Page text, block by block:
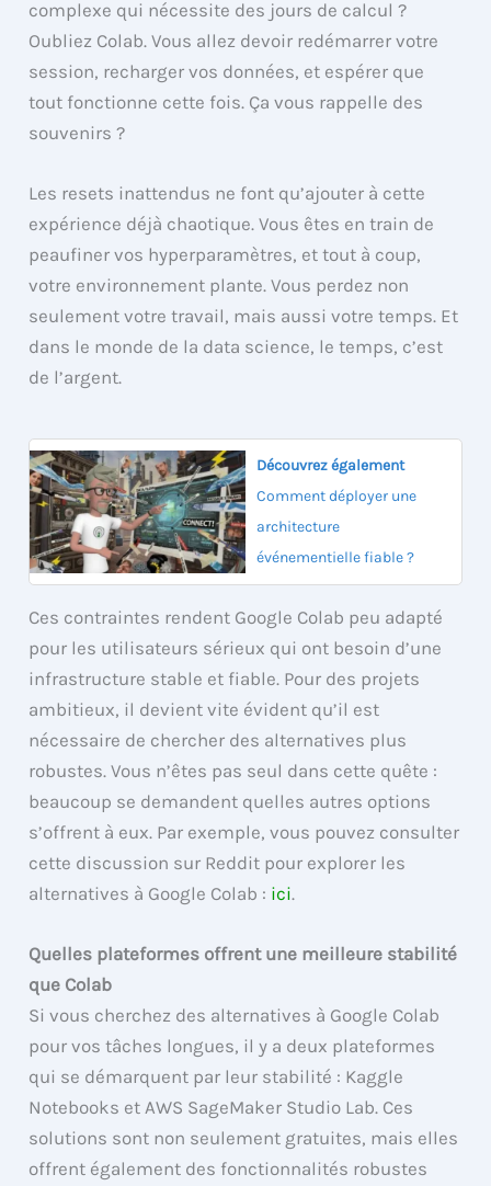
complexe qui nécessite des jours de calcul ?
Oubliez Colab. Vous allez devoir redémarrer votre
session, recharger vos données, et espérer que
tout fonctionne cette fois. Ça vous rappelle des
souvenirs ?
Les resets inattendus ne font qu’ajouter à cette
expérience déjà chaotique. Vous êtes en train de
peaufiner vos hyperparamètres, et tout à coup,
votre environnement plante. Vous perdez non
seulement votre travail, mais aussi votre temps. Et
dans le monde de la data science, le temps, c’est
de l’argent.
Découvrez également
Comment déployer une
architecture
événementielle fiable ?
Ces contraintes rendent Google Colab peu adapté
pour les utilisateurs sérieux qui ont besoin d’une
infrastructure stable et fiable. Pour des projets
ambitieux, il devient vite évident qu’il est
nécessaire de chercher des alternatives plus
robustes. Vous n’êtes pas seul dans cette quête :
beaucoup se demandent quelles autres options
s’offrent à eux. Par exemple, vous pouvez consulter
cette discussion sur Reddit pour explorer les
alternatives à Google Colab : ici.
Quelles plateformes offrent une meilleure stabilité
que Colab
Si vous cherchez des alternatives à Google Colab
pour vos tâches longues, il y a deux plateformes
qui se démarquent par leur stabilité : Kaggle
Notebooks et AWS SageMaker Studio Lab. Ces
solutions sont non seulement gratuites, mais elles
offrent également des fonctionnalités robustes